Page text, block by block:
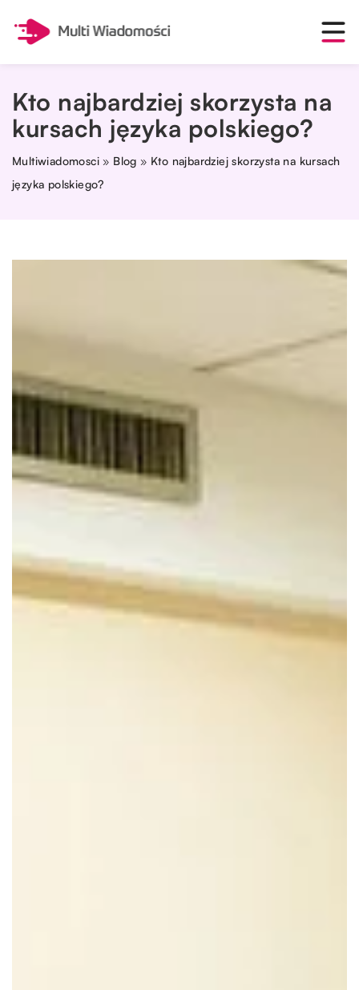
Kto najbardziej skorzysta na
kursach języka polskiego?
Multiwiadomosci » Blog » Kto najbardziej skorzysta na kursach
języka polskiego?